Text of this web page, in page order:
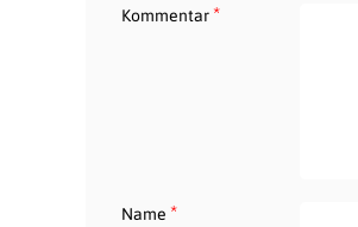
Kommentar*
Name *